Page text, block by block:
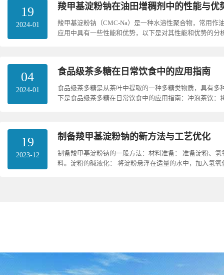
19
2024-01
羧甲基淀粉钠在油田增稠剂中的性能与优
羧甲基淀粉钠（CMC-Na）是一种水溶性聚合物，常用作
应用中具有一些性能和优势，以下是对其性能和优势的分
04
2024-01
食品级茶多糖在日常饮食中的应用指南
食品级茶多糖是从茶叶中提取的一种多糖类物质，具有多
下是食品级茶多糖在日常饮食中的应用指南：冲泡茶饮：
19
2023-12
制备羧甲基淀粉钠的新方法与工艺优化
制备羧甲基淀粉钠的一般方法：材料准备： 准备淀粉、
料。淀粉的碱液化： 将淀粉悬浮在适量的水中，加入氢